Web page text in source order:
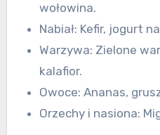
wołowina.
Nabiał: Kefir, jogurt
Warzywa: Zielone
kalafior.
Owoce: Ananas,
Orzechy i nasiona: